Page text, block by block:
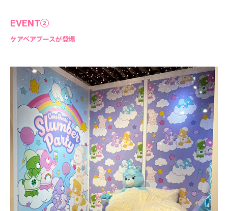
EVENT②
ケアベアブースが登場